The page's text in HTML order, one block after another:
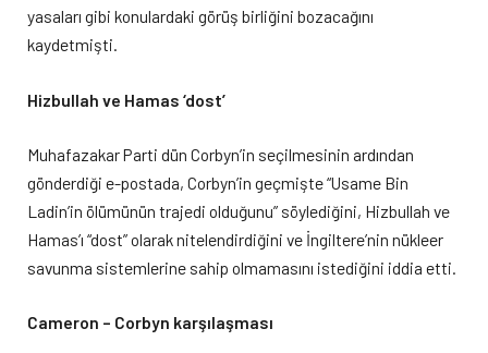
yasaları gibi konulardaki görüş birliğini bozacağını
kaydetmişti.
Hizbullah ve Hamas ‘dost’
Muhafazakar Parti dün Corbyn’in seçilmesinin ardından
gönderdiği e-postada, Corbyn’in geçmişte “Usame Bin
Ladin’in ölümünün trajedi olduğunu” söylediğini, Hizbullah ve
Hamas’ı “dost” olarak nitelendirdiğini ve İngiltere’nin nükleer
savunma sistemlerine sahip olmamasını istediğini iddia etti.
Cameron – Corbyn karşılaşması